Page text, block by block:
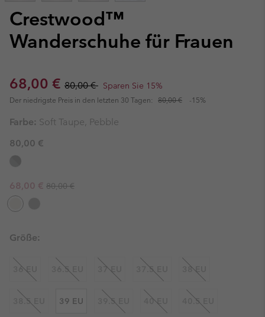
Crestwood™
Wanderschuhe für Frauen
Sale price:
68,00 € Regular price:
80,00 € Sparen Sie 15%
Der niedrigste Preis in den letzten 30 Tagen: 80,00 € -15%
Farbe: Soft Taupe, Pebble
80,00 €
Sale price:
68,00 € Regular price:
80,00 €
Größe:
36 EU 36.5 EU 37 EU 37.5 EU 38 EU
38.5 EU 39 EU 39.5 EU 40 EU 40.5 EU